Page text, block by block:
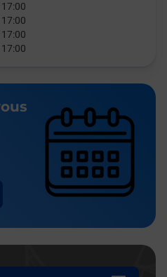
17:00
17:00
17:00
17:00